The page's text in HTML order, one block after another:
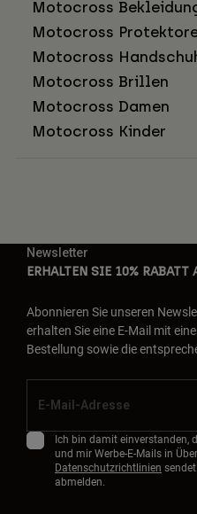
Motocross
Motocross
Motocross
Motocross Brillen
Motocross Damen
Motocross Kinder
Newsletter
ERHALTEN SIE 10% RABATT
Abonnieren Sie unseren
erhalten Sie eine E-Mail mit
Bestellung sowie die
Ich bin damit einverstanden,
und mir Werbe-E-Mails in
Datenschutzrichtlinien
abmelden.